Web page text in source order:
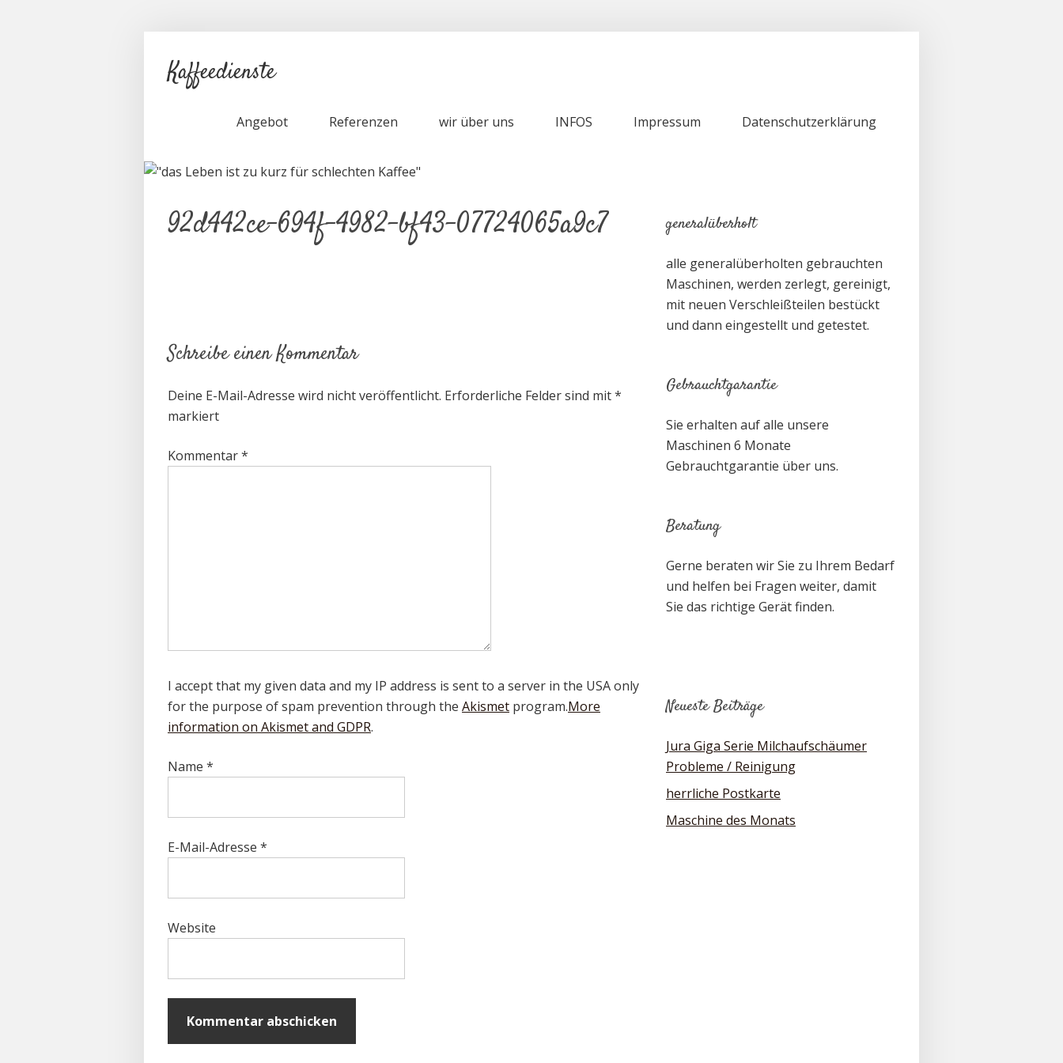
Kaffeedienste
Angebot Referenzen wir über uns INFOS Impressum Datenschutzerklärung
92d442ce-694f-4982-bf43-07724065a9c7
Schreibe einen Kommentar
Deine E-Mail-Adresse wird nicht veröffentlicht. Erforderliche Felder sind mit*
markiert
Kommentar*
I accept that my given data and my IP address is sent to a server in the USA only
for the purpose of spam prevention through the Akismet program.More
information on Akismet and GDPR.
Name *
E-Mail-Adresse *
Website
generalüberholt
alle generalüberholten gebrauchten
Maschinen, werden zerlegt, gereinigt,
mit neuen Verschleißteilen bestückt
und dann eingestellt und getestet.
Gebrauchtgarantie
Sie erhalten auf alle unsere
Maschinen 6 Monate
Gebrauchtgarantie über uns.
Beratung
Gerne beraten wir Sie zu Ihrem Bedarf
und helfen bei Fragen weiter, damit
Sie das richtige Gerät finden.
Neueste Beiträge
Jura Giga Serie Milchaufschäumer
Probleme / Reinigung
herrliche Postkarte
Maschine des Monats